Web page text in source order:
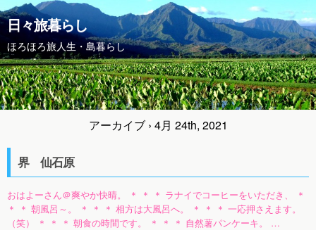
日々旅暮らし
ほろほろ旅人生・島暮らし
アーカイブ › 4月 24th, 2021
界 仙石原
おはよーさん＠爽やか快晴。 ＊ ＊ ＊ ラナイでコーヒーをいただき、 ＊
＊ ＊ 朝風呂～。 ＊ ＊ ＊ 相方は大風呂へ。 ＊ ＊ ＊ 一応押さえます。
（笑） ＊ ＊ ＊ 朝食の時間です。 ＊ ＊ ＊ 自然薯パンケーキ。 …